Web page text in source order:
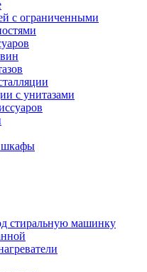
с ограниченными
с унитазами
шкафы
стиральную машинку